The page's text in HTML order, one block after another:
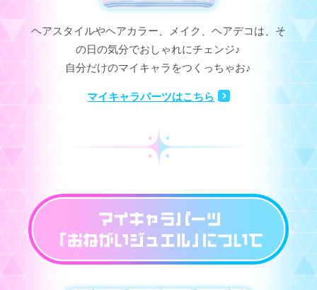
ヘアスタイルやヘアカラー、メイク、ヘアデコは、そ
の日の気分でおしゃれにチェンジ♪
自分だけのマイキャラをつくっちゃお♪
マイキャラパーツはこちら